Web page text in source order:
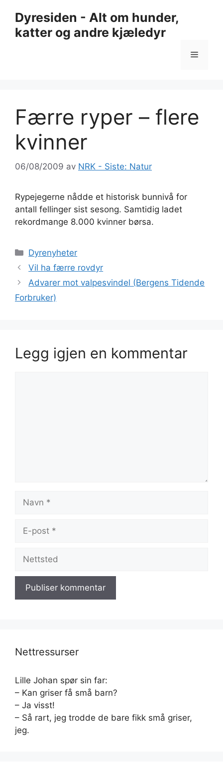
innhold
Dyresiden - Alt om hunder,
katter og andre kjæledyr
Meny
Færre ryper – flere
kvinner
06/08/2009 av NRK - Siste: Natur
Rypejegerne nådde et historisk bunnivå for
antall fellinger sist sesong. Samtidig ladet
rekordmange 8.000 kvinner børsa.
Kategorier
Dyrenyheter
Vil ha færre rovdyr
Advarer mot valpesvindel (Bergens Tidende
Forbruker)
Legg igjen en kommentar
post
Nettressurser
Lille Johan spør sin far:
– Kan griser få små barn?
– Ja visst!
– Så rart, jeg trodde de bare fikk små griser,
jeg.